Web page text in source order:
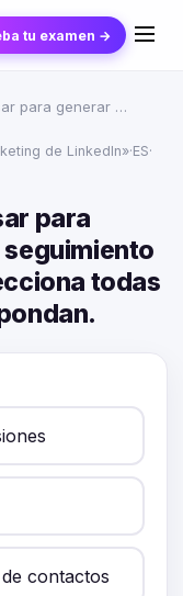
tu examen →
para generar …
de LinkedIn»·ES·
para
todas
contactos